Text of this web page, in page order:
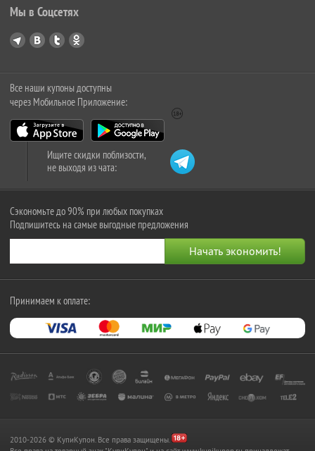
Мы в Соцсетях
Все наши купоны доступны
через Мобильное Приложение:
Ищите скидки поблизости,
не выходя из чата:
Сэкономьте до 90% при любых покупках
Подпишитесь на самые выгодные предложения
Принимаем к оплате:
2010-2026 © КупиКупон. Все права защищены.